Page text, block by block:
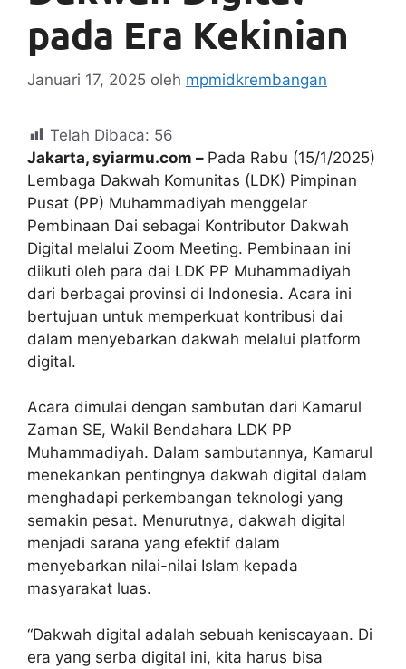
pada Era Kekinian
Januari 17, 2025 oleh mpmidkrembangan
Telah Dibaca: 56
Jakarta, syiarmu.com – Pada Rabu (15/1/2025)
Lembaga Dakwah Komunitas (LDK) Pimpinan
Pusat (PP) Muhammadiyah menggelar
Pembinaan Dai sebagai Kontributor Dakwah
Digital melalui Zoom Meeting. Pembinaan ini
diikuti oleh para dai LDK PP Muhammadiyah
dari berbagai provinsi di Indonesia. Acara ini
bertujuan untuk memperkuat kontribusi dai
dalam menyebarkan dakwah melalui platform
digital.
Acara dimulai dengan sambutan dari Kamarul
Zaman SE, Wakil Bendahara LDK PP
Muhammadiyah. Dalam sambutannya, Kamarul
menekankan pentingnya dakwah digital dalam
menghadapi perkembangan teknologi yang
semakin pesat. Menurutnya, dakwah digital
menjadi sarana yang efektif dalam
menyebarkan nilai-nilai Islam kepada
masyarakat luas.
“Dakwah digital adalah sebuah keniscayaan. Di
era yang serba digital ini, kita harus bisa